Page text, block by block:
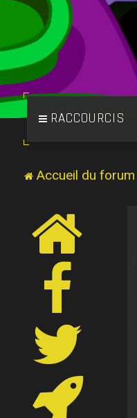
RACCOURCIS
Accueil du forum